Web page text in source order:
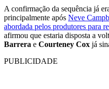
A confirmação da sequência já
principalmente após Neve
abordada pelos produtores para
afirmou que estaria disposta a
Barrera e Courteney Cox já
PUBLICIDADE